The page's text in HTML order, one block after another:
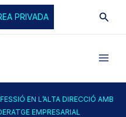
PRIVADA
EN L’ALTA DIRECCIÓ AMB
EMPRESARIAL